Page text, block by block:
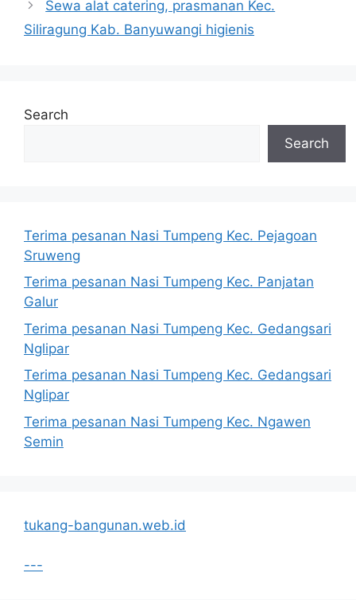
Sewa alat catering, prasmanan Kec.
Siliragung Kab. Banyuwangi higienis
Search
Search
Terima pesanan Nasi Tumpeng Kec. Pejagoan
Sruweng
Terima pesanan Nasi Tumpeng Kec. Panjatan
Galur
Terima pesanan Nasi Tumpeng Kec. Gedangsari
Nglipar
Terima pesanan Nasi Tumpeng Kec. Gedangsari
Nglipar
Terima pesanan Nasi Tumpeng Kec. Ngawen
Semin
tukang-bangunan.web.id
---